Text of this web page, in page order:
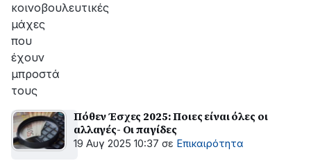
κοινοβουλευτικές
μάχες
που
έχουν
μπροστά
τους
Πόθεν Έσχες 2025: Ποιες είναι όλες οι
αλλαγές- Οι παγίδες
19 Αυγ 2025 10:37 σε Επικαιρότητα